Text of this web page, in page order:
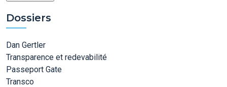
Dossiers
Dan Gertler
Transparence et redevabilité
Passeport Gate
Transco